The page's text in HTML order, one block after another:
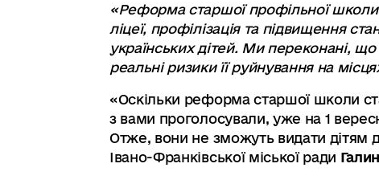
«Реформа старшої профільної школи
ліцеї, профілізація та підвищення
українських дітей. Ми переконані,
реальні ризики її руйнування на
«Оскільки реформа старшої школи
з вами проголосували, уже на 1
Отже, вони не зможуть видати дітям
Івано-Франківської міської ради